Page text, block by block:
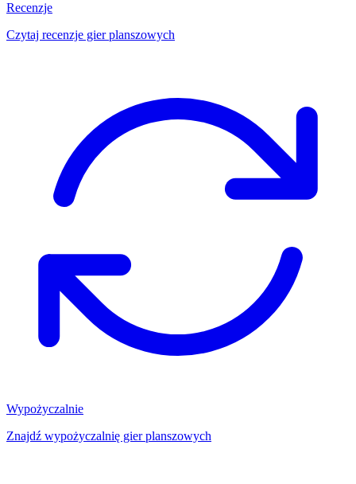
Recenzje
Czytaj recenzje gier planszowych
Wypożyczalnie
Znajdź wypożyczalnię gier planszowych